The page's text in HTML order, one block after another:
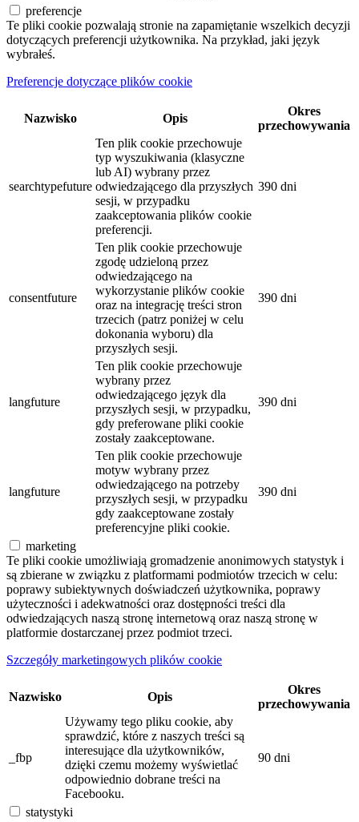
preferencje
Te pliki cookie pozwalają stronie na zapamiętanie wszelkich decyzji
dotyczących preferencji użytkownika. Na przykład, jaki język
wybrałeś.
Preferencje dotyczące plików cookie
Nazwisko Opis
Okres
przechowywania
searchtypefuture
Ten plik cookie przechowuje
typ wyszukiwania (klasyczne
lub AI) wybrany przez
odwiedzającego dla przyszłych
sesji, w przypadku
zaakceptowania plików cookie
preferencji.
390 dni
consentfuture
Ten plik cookie przechowuje
zgodę udzieloną przez
odwiedzającego na
wykorzystanie plików cookie
oraz na integrację treści stron
trzecich (patrz poniżej w celu
dokonania wyboru) dla
przyszłych sesji.
390 dni
langfuture
Ten plik cookie przechowuje
wybrany przez
odwiedzającego język dla
przyszłych sesji, w przypadku,
gdy preferowane pliki cookie
zostały zaakceptowane.
390 dni
langfuture
Ten plik cookie przechowuje
motyw wybrany przez
odwiedzającego na potrzeby
przyszłych sesji, w przypadku
gdy zaakceptowane zostały
preferencyjne pliki cookie.
390 dni
marketing
Te pliki cookie umożliwiają gromadzenie anonimowych statystyk i
są zbierane w związku z platformami podmiotów trzecich w celu:
poprawy subiektywnych doświadczeń użytkownika, poprawy
użyteczności i adekwatności oraz dostępności treści dla
odwiedzających naszą stronę internetową oraz naszą stronę w
platformie dostarczanej przez podmiot trzeci.
Szczegóły marketingowych plików cookie
Nazwisko Opis
Okres
przechowywania
_fbp
Używamy tego pliku cookie, aby
sprawdzić, które z naszych treści są
interesujące dla użytkowników,
dzięki czemu możemy wyświetlać
odpowiednio dobrane treści na
Facebooku.
90 dni
statystyki